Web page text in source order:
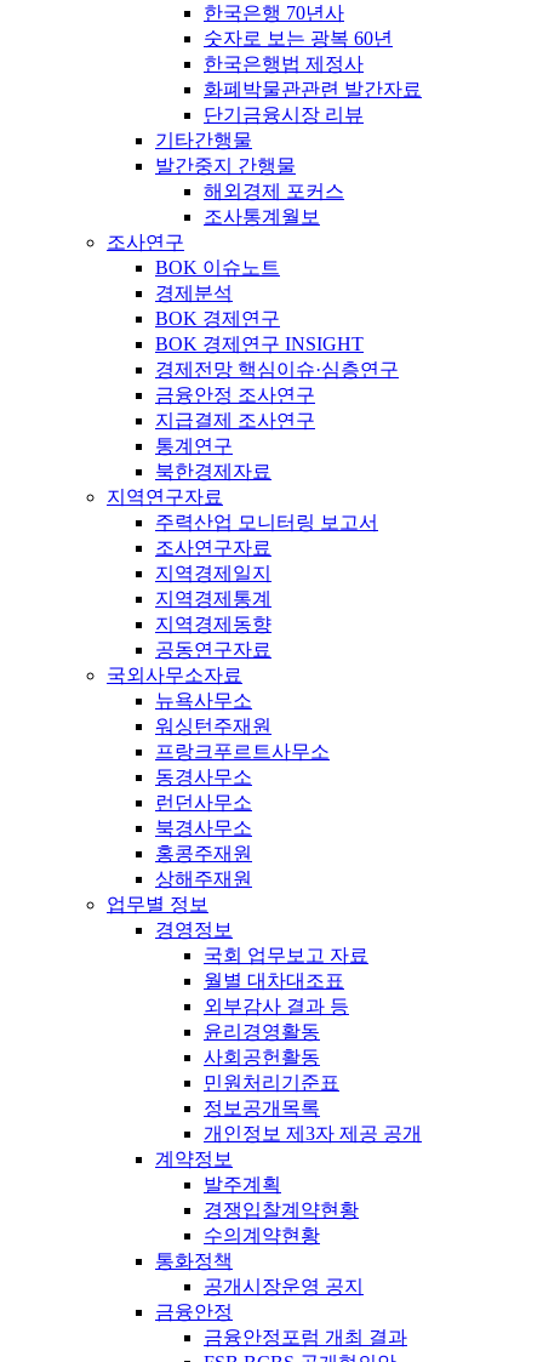
한국은행 70년사
숫자로 보는 광복 60년
한국은행법 제정사
화폐박물관관련 발간자료
단기금융시장 리뷰
기타간행물
발간중지 간행물
해외경제 포커스
조사통계월보
조사연구
BOK 이슈노트
경제분석
BOK 경제연구
BOK 경제연구 INSIGHT
경제전망 핵심이슈·심층연구
금융안정 조사연구
지급결제 조사연구
통계연구
북한경제자료
지역연구자료
주력산업 모니터링 보고서
조사연구자료
지역경제일지
지역경제통계
지역경제동향
공동연구자료
국외사무소자료
뉴욕사무소
워싱턴주재원
프랑크푸르트사무소
동경사무소
런던사무소
북경사무소
홍콩주재원
상해주재원
업무별 정보
경영정보
국회 업무보고 자료
월별 대차대조표
외부감사 결과 등
윤리경영활동
사회공헌활동
민원처리기준표
정보공개목록
개인정보 제3자 제공 공개
계약정보
발주계획
경쟁입찰계약현황
수의계약현황
통화정책
공개시장운영 공지
금융안정
금융안정포럼 개최 결과